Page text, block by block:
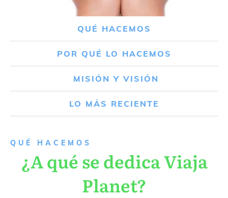
QUÉ HACEMOS
POR QUÉ LO HACEMOS
MISIÓN Y VISIÓN
LO MÁS RECIENTE
QUÉ HACEMOS
¿A qué se dedica Viaja
Planet?